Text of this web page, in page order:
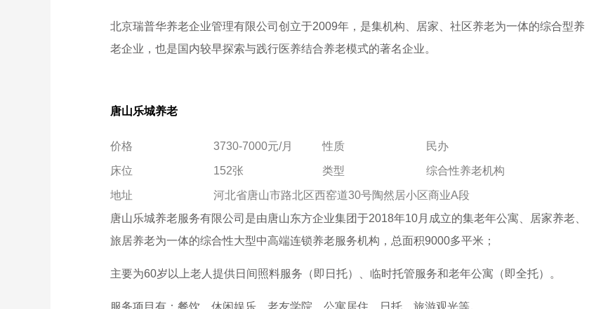
北京瑞普华养老企业管理有限公司创立于2009年，是集机构、居家、社区养老为一体的综合型养
老企业，也是国内较早探索与践行医养结合养老模式的著名企业。
唐山乐城养老
价格 3730-7000元/月 性质 民办
床位 152张 类型 综合性养老机构
地址
河北省唐山市路北区西窑道30号陶然居小区商业A段
唐山乐城养老服务有限公司是由唐山东方企业集团于2018年10月成立的集老年公寓、居家养老、
旅居养老为一体的综合性大型中高端连锁养老服务机构，总面积9000多平米；
主要为60岁以上老人提供日间照料服务（即日托）、临时托管服务和老年公寓（即全托）。
服务项目有：餐饮、休闲娱乐、老友学院、公寓居住、日托、旅游观光等。